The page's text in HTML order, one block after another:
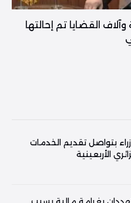
القضايا تم إحالتها
بتواصل تقديم الخدمات
الأربعينية